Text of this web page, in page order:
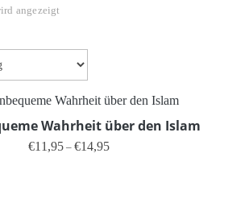
angezeigt
Wahrheit über den Islam
€11,95 – €14,95Preisspanne: €11,95 bis €14,95